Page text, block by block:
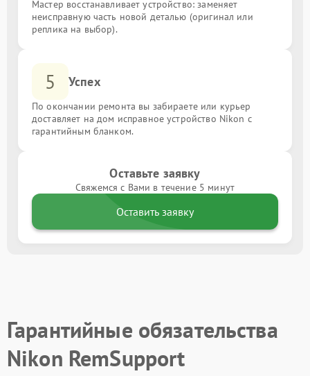
Мастер восстанавливает устройство: заменяет
неисправную часть новой деталью (оригинал или
реплика на выбор).
5 Успех
По окончании ремонта вы забираете или курьер
доставляет на дом исправное устройство Nikon с
гарантийным бланком.
Оставьте заявку
Свяжемся с Вами в течение 5 минут
Оставить заявку
Гарантийные обязательства
Nikon RemSupport